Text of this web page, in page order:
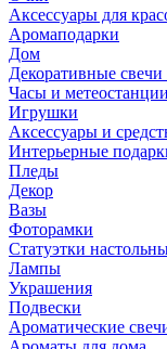
Аксессуары для
Аромаподарки
Дом
Декоративные
Часы и метеостанции
Игрушки
Аксессуары и
Интерьерные
Пледы
Декор
Вазы
Фоторамки
Статуэтки
Лампы
Украшения
Подвески
Ароматические